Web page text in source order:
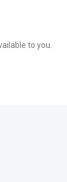
to you.